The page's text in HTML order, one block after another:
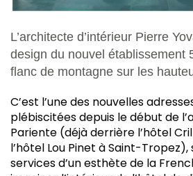
L’architecte d’intérieur Pierre
design du nouvel établissement
flanc de montagne sur les
C’est l’une des nouvelles
plébiscitées depuis le début de
Pariente (déjà derrière l’hôtel
l’hôtel Lou Pinet à Saint-Tropez),
services d’un esthète de la